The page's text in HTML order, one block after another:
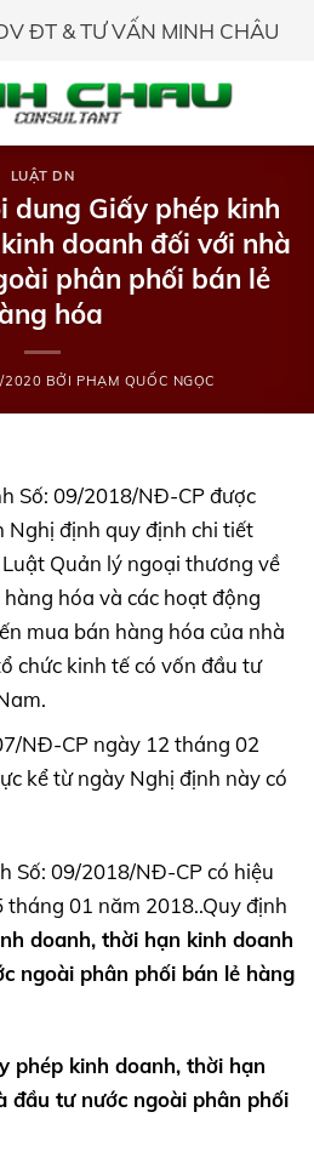
ĐT & TƯ VẤN MINH CHÂU
LUẬT DN
dung Giấy phép kinh
doanh đối với nhà
phân phối bán lẻ
hóa
2020 BỞI PHẠM QUỐC NGỌC
Số: 09/2018/NĐ-CP được
Nghị định quy định chi tiết
Quản lý ngoại thương về
hóa và các hoạt động
mua bán hàng hóa của nhà
chức kinh tế có vốn đầu tư
NĐ-CP ngày 12 tháng 02
kể từ ngày Nghị định này có
Số: 09/2018/NĐ-CP có hiệu
01 năm 2018..Quy định
doanh, thời hạn kinh doanh
ngoài phân phối bán lẻ hàng
phép kinh doanh, thời hạn
đầu tư nước ngoài phân phối